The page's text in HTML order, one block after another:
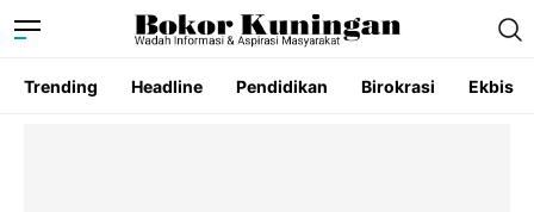
Trending Headline Pendidikan Birokrasi Ekbis